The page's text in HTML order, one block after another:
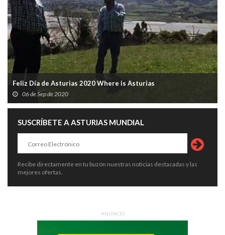
Feliz Día de Asturias 2020 Where is Asturias
06 de Sep de 2020
SUSCRÍBETE A ASTURIAS MUNDIAL
Recibe directamente en tu buzón nuestras noticias destacadas y las
mejores ofertas.
ANUNCIO